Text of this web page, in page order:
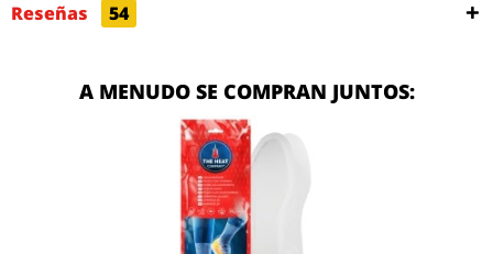
Reseñas
54
A MENUDO SE COMPRAN JUNTOS: